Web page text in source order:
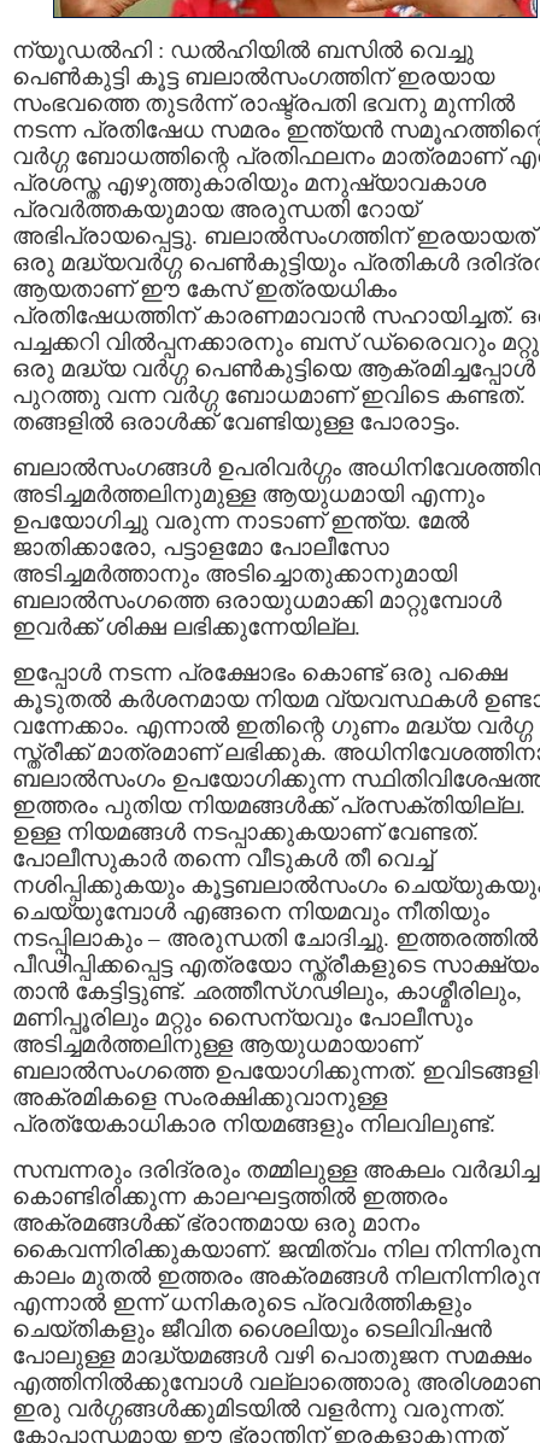
ന്യൂഡൽഹി : ഡൽഹിയിൽ ബസിൽ വെച്ചു
പെൺകുട്ടി കൂട്ട ബലാൽസംഗത്തിന് ഇരയായ
സംഭവത്തെ തുടർന്ന് രാഷ്ട്രപതി ഭവനു മുന്നിൽ
നടന്ന പ്രതിഷേധ സമരം ഇന്ത്യൻ
വർഗ്ഗ ബോധത്തിന്റെ പ്രതിഫലനം മാത്രമാണ്
പ്രശസ്ത എഴുത്തുകാരിയും മനുഷ്യാവകാശ
പ്രവർത്തകയുമായ അരുന്ധതി റോയ്
അഭിപ്രായപ്പെട്ടു. ബലാൽസംഗത്തിന് ഇരയായത്
ഒരു മദ്ധ്യവർഗ്ഗ പെൺകുട്ടിയും പ്രതികൾ
ആയതാണ് ഈ കേസ് ഇത്രയധികം
പ്രതിഷേധത്തിന് കാരണമാവാൻ സഹായിച്ചത്.
പച്ചക്കറി വിൽപ്പനക്കാരനും ബസ് ഡ്രൈവറും
ഒരു മദ്ധ്യ വർഗ്ഗ പെൺകുട്ടിയെ ആക്രമിച്ചപ്പോൾ
പുറത്തു വന്ന വർഗ്ഗ ബോധമാണ് ഇവിടെ കണ്ടത്.
തങ്ങളിൽ ഒരാൾക്ക് വേണ്ടിയുള്ള പോരാട്ടം.
ബലാൽസംഗങ്ങൾ ഉപരിവർഗ്ഗം
അടിച്ചമർത്തലിനുമുള്ള ആയുധമായി എന്നും
ഉപയോഗിച്ചു വരുന്ന നാടാണ് ഇന്ത്യ. മേൽ
ജാതിക്കാരോ, പട്ടാളമോ പോലീസോ
അടിച്ചമർത്താനും അടിച്ചൊതുക്കാനുമായി
ബലാൽസംഗത്തെ ഒരായുധമാക്കി മാറ്റുമ്പോൾ
ഇവർക്ക് ശിക്ഷ ലഭിക്കുന്നേയില്ല.
ഇപ്പോൾ നടന്ന പ്രക്ഷോഭം കൊണ്ട് ഒരു പക്ഷെ
കൂടുതൽ കർശനമായ നിയമ വ്യവസ്ഥകൾ
വന്നേക്കാം. എന്നാൽ ഇതിന്റെ ഗുണം മദ്ധ്യ വർഗ്ഗ
സ്ത്രീക്ക് മാത്രമാണ് ലഭിക്കുക.
ബലാൽസംഗം ഉപയോഗിക്കുന്ന
ഇത്തരം പുതിയ നിയമങ്ങൾക്ക് പ്രസക്തിയില്ല.
ഉള്ള നിയമങ്ങൾ നടപ്പാക്കുകയാണ് വേണ്ടത്.
പോലീസുകാർ തന്നെ വീടുകൾ തീ വെച്ച്
നശിപ്പിക്കുകയും കൂട്ടബലാൽസംഗം
ചെയ്യുമ്പോൾ എങ്ങനെ നിയമവും നീതിയും
നടപ്പിലാകും – അരുന്ധതി ചോദിച്ചു. ഇത്തരത്തിൽ
പീഢിപ്പിക്കപ്പെട്ട എത്രയോ സ്ത്രീകളുടെ സാക്ഷ്യം
താൻ കേട്ടിട്ടുണ്ട്. ഛത്തീസ്ഗഢിലും, കാശ്മീരിലും,
മണിപ്പൂരിലും മറ്റും സൈന്യവും പോലീസും
അടിച്ചമർത്തലിനുള്ള ആയുധമായാണ്
ബലാൽസംഗത്തെ ഉപയോഗിക്കുന്നത്.
അക്രമികളെ സംരക്ഷിക്കുവാനുള്ള
പ്രത്യേകാധികാര നിയമങ്ങളും നിലവിലുണ്ട്.
സമ്പന്നരും ദരിദ്രരും തമ്മിലുള്ള അകലം
കൊണ്ടിരിക്കുന്ന കാലഘട്ടത്തിൽ ഇത്തരം
അക്രമങ്ങൾക്ക് ഭ്രാന്തമായ ഒരു മാനം
കൈവന്നിരിക്കുകയാണ്. ജന്മിത്വം നില
കാലം മുതൽ ഇത്തരം അക്രമങ്ങൾ
എന്നാൽ ഇന്ന് ധനികരുടെ പ്രവർത്തികളും
ചെയ്തികളും ജീവിത ശൈലിയും ടെലിവിഷൻ
പോലുള്ള മാദ്ധ്യമങ്ങൾ വഴി പൊതുജന സമക്ഷം
എത്തിനിൽക്കുമ്പോൾ വല്ലാത്തൊരു
ഇരു വർഗ്ഗങ്ങൾക്കുമിടയിൽ വളർന്നു വരുന്നത്.
കോപാന്ധമായ ഈ ഭ്രാന്തിന് ഇരകളാകുന്നത്